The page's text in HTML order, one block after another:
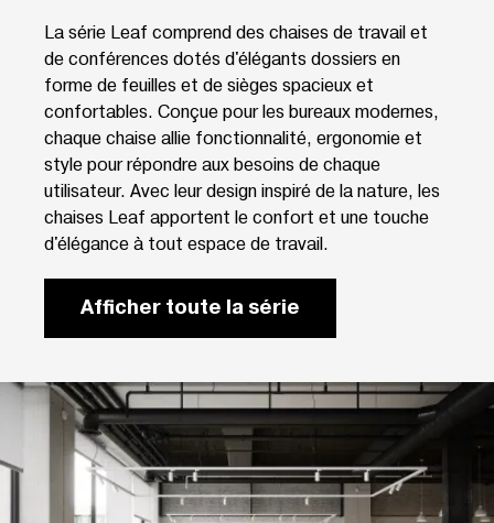
La série Leaf comprend des chaises de travail et
de conférences dotés d'élégants dossiers en
forme de feuilles et de sièges spacieux et
confortables. Conçue pour les bureaux modernes,
chaque chaise allie fonctionnalité, ergonomie et
style pour répondre aux besoins de chaque
utilisateur. Avec leur design inspiré de la nature, les
chaises Leaf apportent le confort et une touche
d'élégance à tout espace de travail.
Afficher toute la série